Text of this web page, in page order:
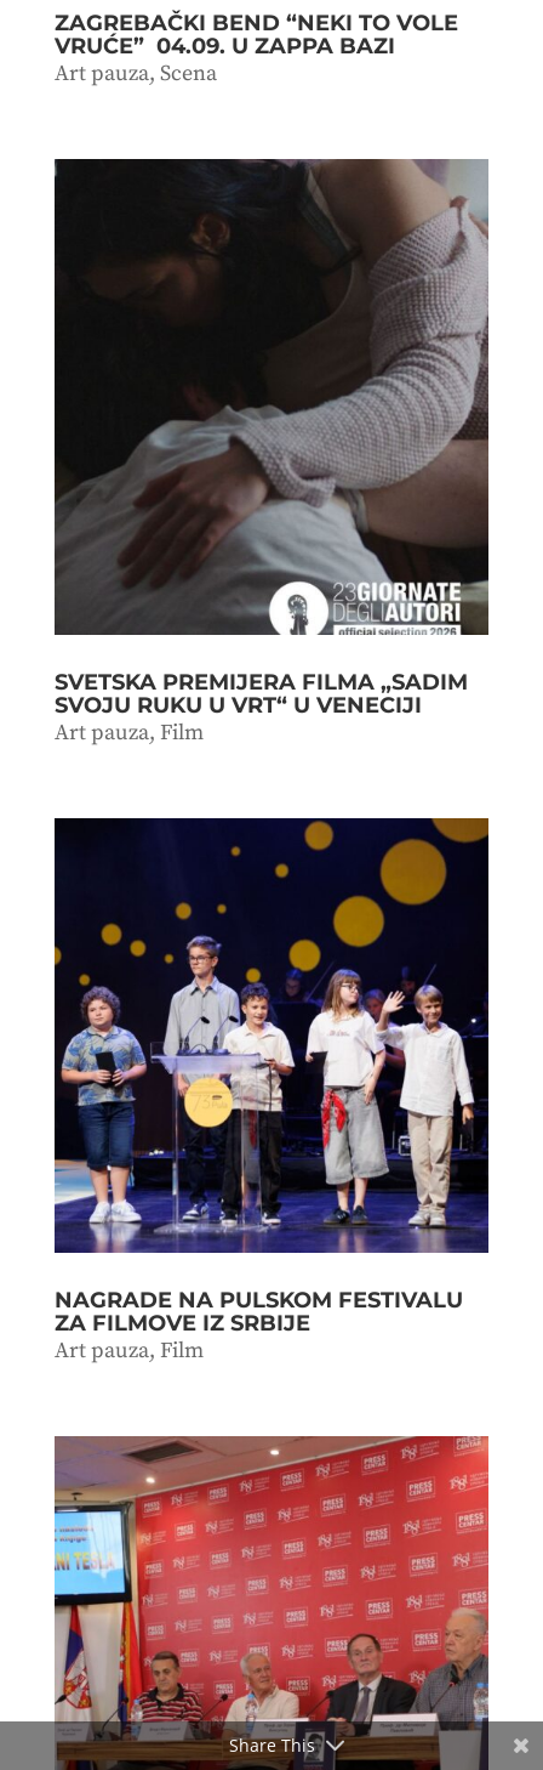
ZAGREBAČKI BEND “NEKI TO VOLE
VRUĆE” 04.09. U ZAPPA BAZI
Art pauza, Scena
SVETSKA PREMIJERA FILMA „SADIM
SVOJU RUKU U VRT“ U VENECIJI
Art pauza, Film
NAGRADE NA PULSKOM FESTIVALU
ZA FILMOVE IZ SRBIJE
Art pauza, Film
Share This